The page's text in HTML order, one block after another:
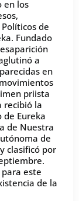
en los
de
Fundado
a
en
priista
recibió la
Eureka
de Nuestra
de
clasificó por
este
de la